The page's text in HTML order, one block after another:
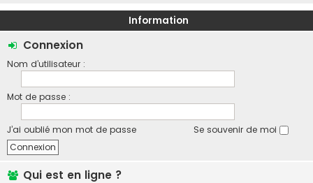
Information
Connexion
Nom d’utilisateur :
Mot de passe :
J’ai oublié mon mot de passe Se souvenir de moi
Qui est en ligne ?